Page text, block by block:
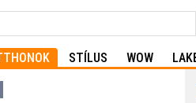
STÍLUS WOW